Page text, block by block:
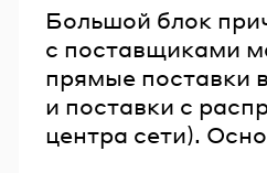
Большой блок
с поставщиками
прямые поставки
и поставки с
центра сети).